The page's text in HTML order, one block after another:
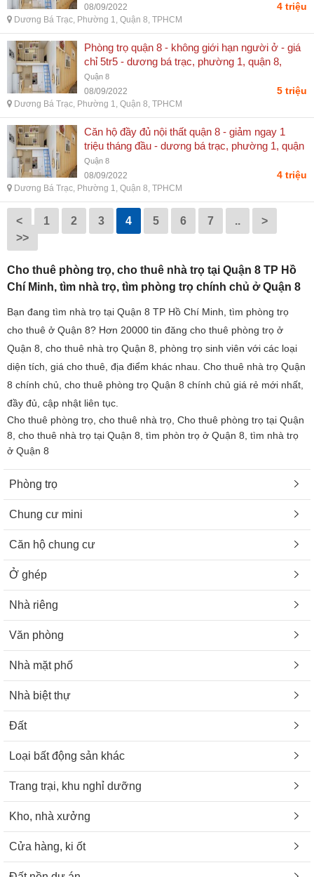
08/09/2022 4 triệu
Dương Bá Trạc, Phường 1, Quận 8, TPHCM
Phòng trọ quận 8 - không giới hạn người ở - giá
chỉ 5tr5 - dương bá trạc, phường 1, quận 8,
tphcm
Quận 8
08/09/2022 5 triệu
Dương Bá Trạc, Phường 1, Quận 8, TPHCM
Căn hộ đầy đủ nội thất quận 8 - giảm ngay 1
triệu tháng đầu - dương bá trạc, phường 1, quận
8, tphcm
Quận 8
08/09/2022 4 triệu
Dương Bá Trạc, Phường 1, Quận 8, TPHCM
< 1 2 3 4 5 6 7 ..
>
>>
Cho thuê phòng trọ, cho thuê nhà trọ tại Quận 8 TP Hồ
Chí Minh, tìm nhà trọ, tìm phòng trọ chính chủ ở Quận 8
Bạn đang tìm nhà trọ tại Quận 8 TP Hồ Chí Minh, tìm phòng trọ
cho thuê ở Quận 8? Hơn 20000 tin đăng cho thuê phòng trọ ở
Quận 8, cho thuê nhà trọ Quận 8, phòng trọ sinh viên với các loại
diện tích, giá cho thuê, địa điểm khác nhau. Cho thuê nhà trọ Quận
8 chính chủ, cho thuê phòng trọ Quận 8 chính chủ giá rẻ mới nhất,
đầy đủ, cập nhật liên tục.
Cho thuê phòng trọ, cho thuê nhà trọ, Cho thuê phòng trọ tại Quận
8, cho thuê nhà trọ tại Quận 8, tìm phòn trọ ở Quận 8, tìm nhà trọ
ở Quận 8
Phòng trọ
Chung cư mini
Căn hộ chung cư
Ở ghép
Nhà riêng
Văn phòng
Nhà mặt phố
Nhà biệt thự
Đất
Loại bất động sản khác
Trang trại, khu nghỉ dưỡng
Kho, nhà xưởng
Cửa hàng, ki ốt